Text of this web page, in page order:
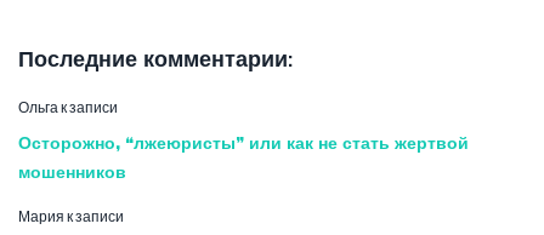
Последние комментарии:
Ольга к записи
Осторожно, “лжеюристы” или как не стать жертвой
мошенников
Мария к записи